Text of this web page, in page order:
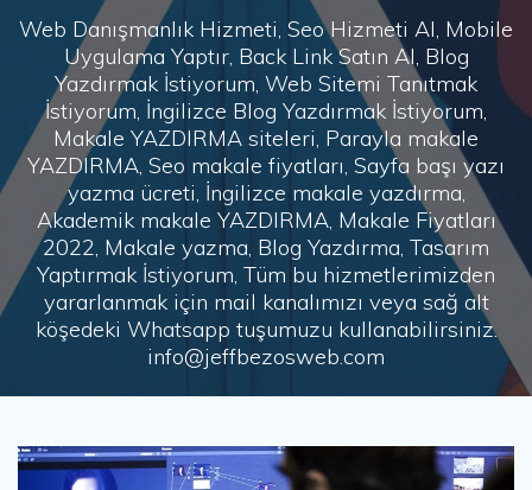
Web Danışmanlık Hizmeti, Seo Hizmeti Al, Mobile
Uygulama Yaptır, Back Link Satın Al, Blog
Yazdırmak İstiyorum, Web Sitemi Tanıtmak
İstiyorum, İngilizce Blog Yazdırmak İstiyorum,
Makale YAZDIRMA siteleri, Parayla makale
YAZDIRMA, Seo makale fiyatları, Sayfa başı yazı
yazma ücreti, İngilizce makale yazdırma,
Akademik makale YAZDIRMA, Makale Fiyatları
2022, Makale yazma, Blog Yazdırma, Tasarım
Yaptırmak İstiyorum, Tüm bu hizmetlerimizden
yararlanmak için mail kanalımızı veya sağ alt
köşedeki Whatsapp tuşumuzu kullanabilirsiniz.
info@jeffbezosweb.com